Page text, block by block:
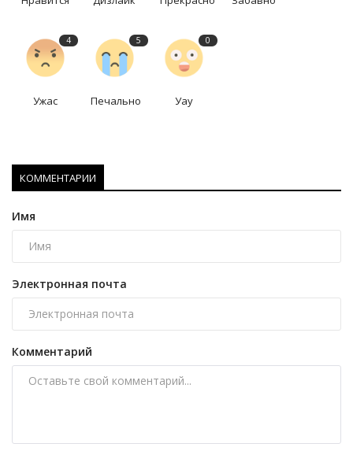
4
Ужас
5
Печально
0
Уау
КОММЕНТАРИИ
Имя
Электронная почта
Комментарий